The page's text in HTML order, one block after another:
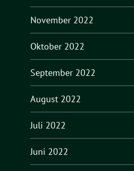
November 2022
Oktober 2022
September 2022
August 2022
Juli 2022
Juni 2022